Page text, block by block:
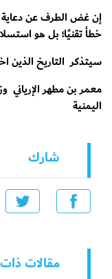
إن غض الطرف عن دعاية
خطأ تقنيًا؛ بل هو
سيتذكر التاريخ الذين
معمر بن مطهر الإرياني
اليمنية
شارك
مقالات